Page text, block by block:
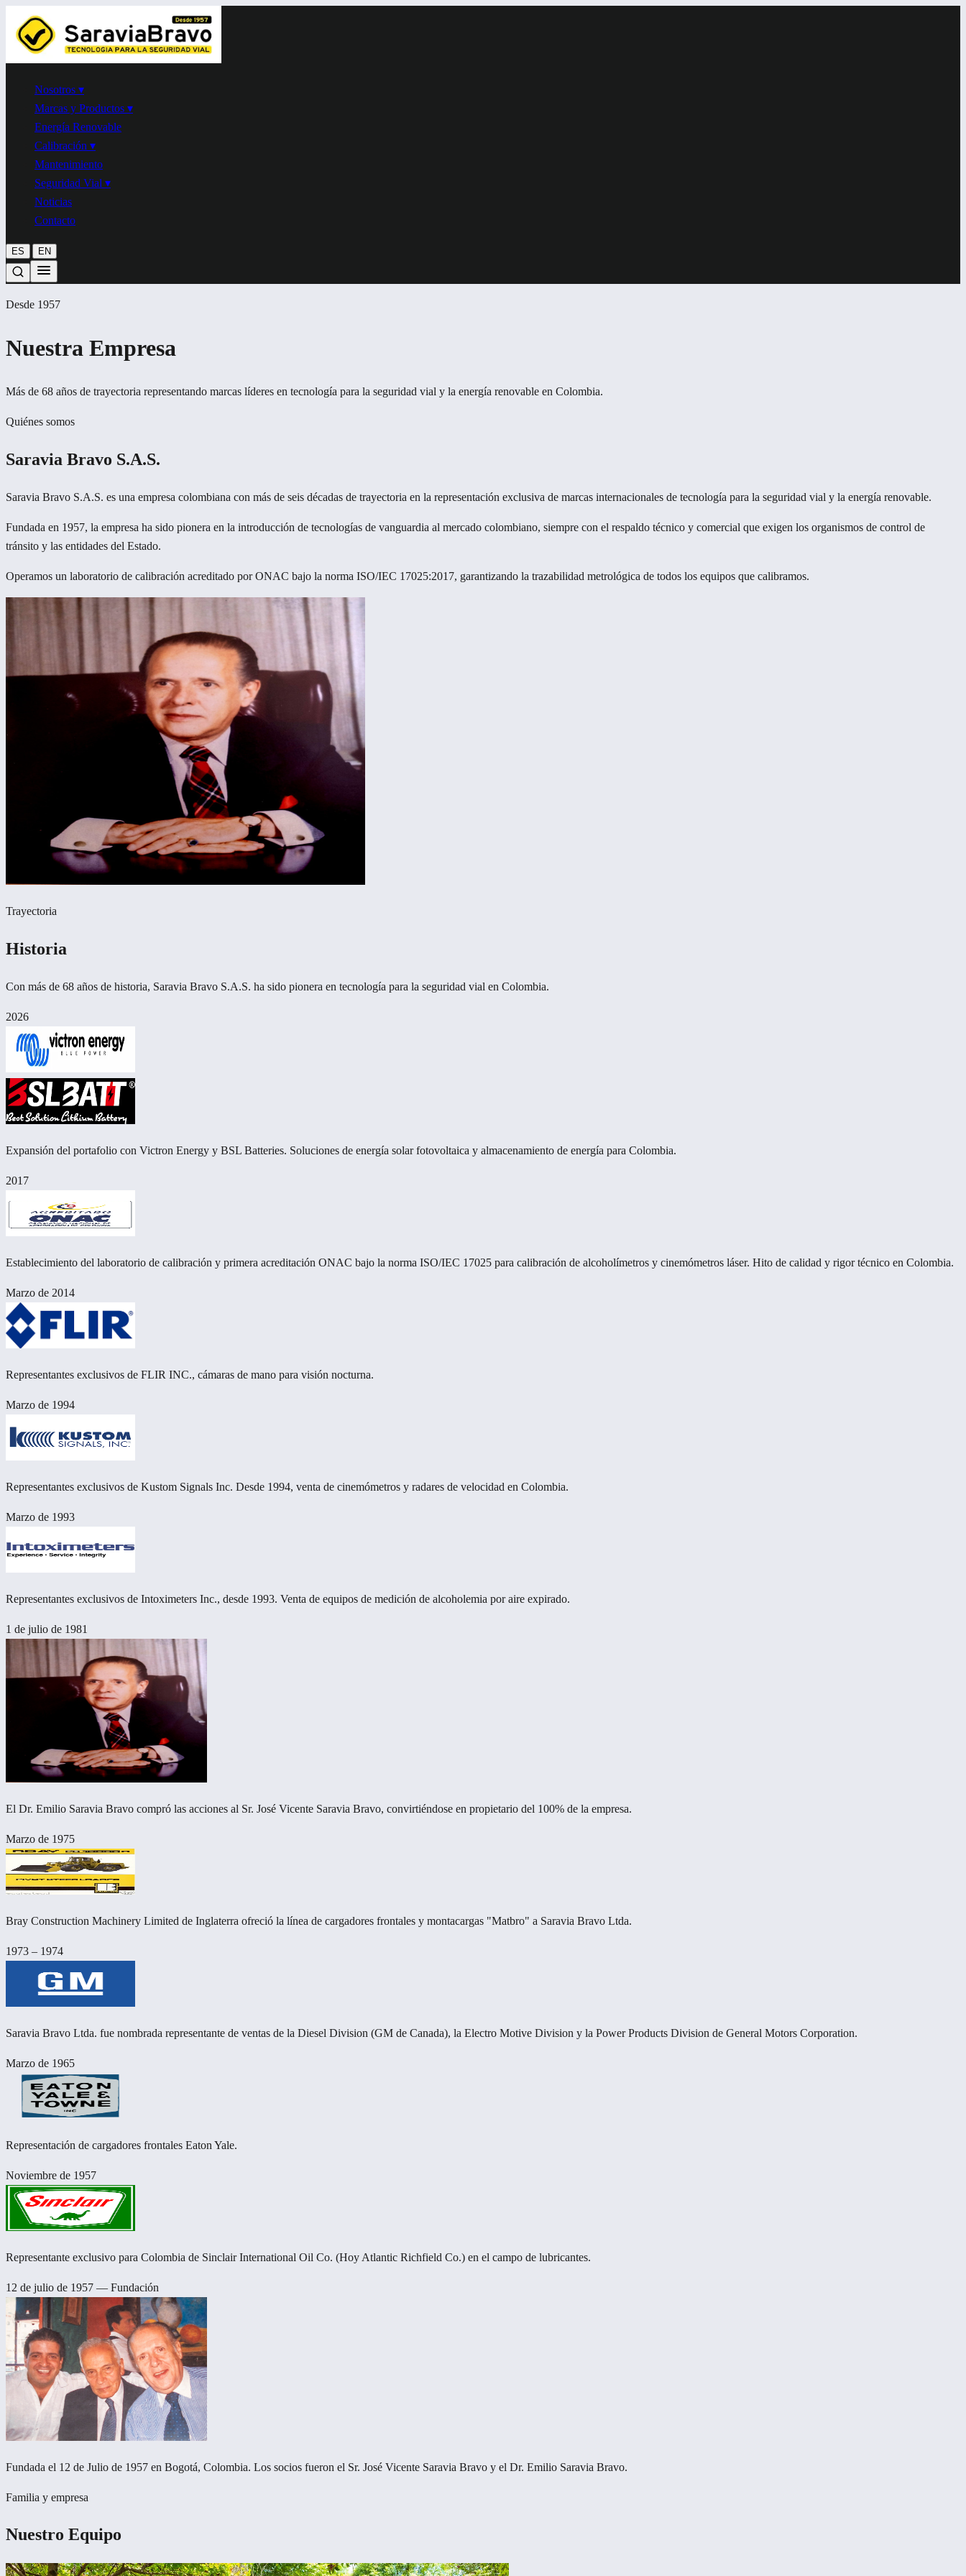
Nosotros ▾
Marcas y Productos ▾
Energía Renovable
Calibración ▾
Mantenimiento
Seguridad Vial ▾
Noticias
Contacto
ES EN
Desde 1957
Nuestra Empresa
Más de 68 años de trayectoria representando marcas líderes en tecnología para la seguridad vial y la energía renovable en Colombia.
Quiénes somos
Saravia Bravo S.A.S.
Saravia Bravo S.A.S. es una empresa colombiana con más de seis décadas de trayectoria en la representación exclusiva de marcas internacionales de tecnología para la seguridad vial y la energía renovable.
Fundada en 1957, la empresa ha sido pionera en la introducción de tecnologías de vanguardia al mercado colombiano, siempre con el respaldo técnico y comercial que exigen los organismos de control de
tránsito y las entidades del Estado.
Operamos un laboratorio de calibración acreditado por ONAC bajo la norma ISO/IEC 17025:2017, garantizando la trazabilidad metrológica de todos los equipos que calibramos.
Trayectoria
Historia
Con más de 68 años de historia, Saravia Bravo S.A.S. ha sido pionera en tecnología para la seguridad vial en Colombia.
2026
Expansión del portafolio con Victron Energy y BSL Batteries. Soluciones de energía solar fotovoltaica y almacenamiento de energía para Colombia.
2017
Establecimiento del laboratorio de calibración y primera acreditación ONAC bajo la norma ISO/IEC 17025 para calibración de alcoholímetros y cinemómetros láser. Hito de calidad y rigor técnico en Colombia.
Marzo de 2014
Representantes exclusivos de FLIR INC., cámaras de mano para visión nocturna.
Marzo de 1994
Representantes exclusivos de Kustom Signals Inc. Desde 1994, venta de cinemómetros y radares de velocidad en Colombia.
Marzo de 1993
Representantes exclusivos de Intoximeters Inc., desde 1993. Venta de equipos de medición de alcoholemia por aire expirado.
1 de julio de 1981
El Dr. Emilio Saravia Bravo compró las acciones al Sr. José Vicente Saravia Bravo, convirtiéndose en propietario del 100% de la empresa.
Marzo de 1975
Bray Construction Machinery Limited de Inglaterra ofreció la línea de cargadores frontales y montacargas "Matbro" a Saravia Bravo Ltda.
1973 – 1974
Saravia Bravo Ltda. fue nombrada representante de ventas de la Diesel Division (GM de Canada), la Electro Motive Division y la Power Products Division de General Motors Corporation.
Marzo de 1965
Representación de cargadores frontales Eaton Yale.
Noviembre de 1957
Representante exclusivo para Colombia de Sinclair International Oil Co. (Hoy Atlantic Richfield Co.) en el campo de lubricantes.
12 de julio de 1957 — Fundación
Fundada el 12 de Julio de 1957 en Bogotá, Colombia. Los socios fueron el Sr. José Vicente Saravia Bravo y el Dr. Emilio Saravia Bravo.
Familia y empresa
Nuestro Equipo